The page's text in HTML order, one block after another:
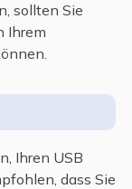
sollten Sie
Ihrem
Ihren USB
dass Sie